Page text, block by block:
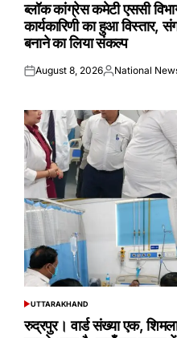
ब्लॉक कांग्रेस कमेटी एससी
कार्यकारिणी का हुआ
बनाने का लिया संकल्प
Posted
August 8, 2026Posted
National
POSTED
UTTARAKHAND
रुद्रपुर। वार्ड संख्या एक,